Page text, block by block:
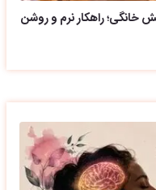
راهکار نرم و روشن